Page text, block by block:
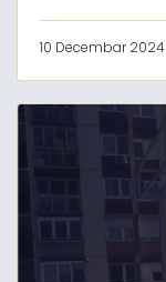
10 Decembar 2024